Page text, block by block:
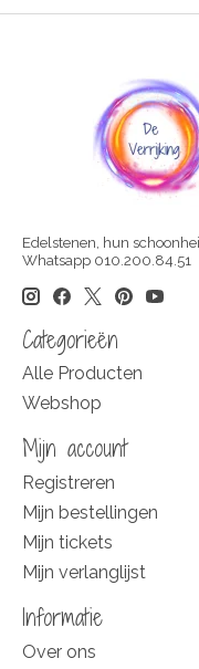
Edelstenen, hun
Whatsapp 010.200.84.51
Categorieën
Alle Producten
Webshop
Mijn account
Registreren
Mijn bestellingen
Mijn tickets
Mijn verlanglijst
Informatie
Over ons